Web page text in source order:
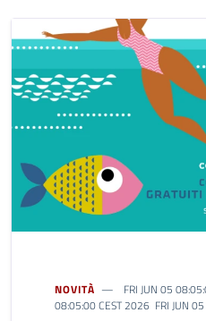
NOVITÀ
FRI JUN 05
08:05:00 CEST 2026 FRI JUN